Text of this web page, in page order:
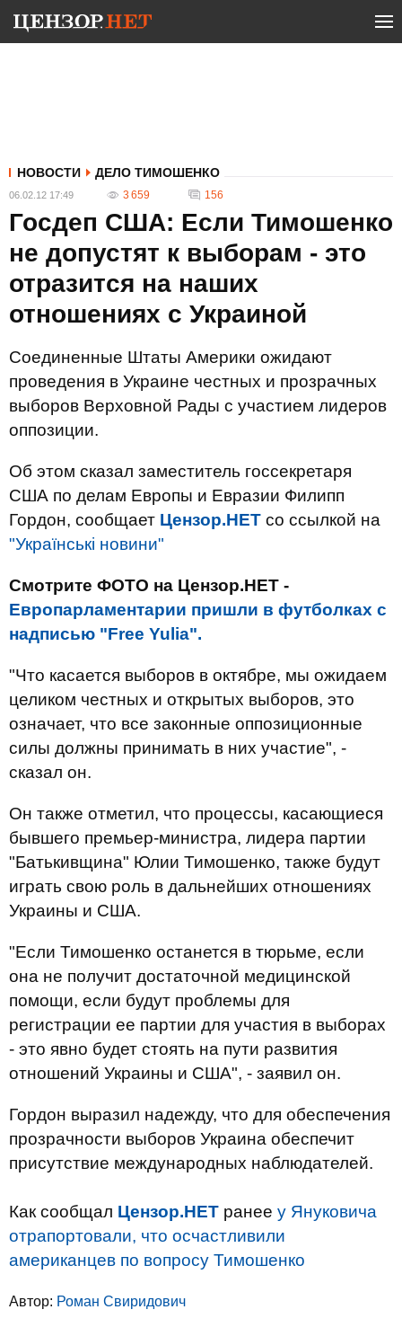
НОВОСТИ ДЕЛО ТИМОШЕНКО
06.02.12 17:49 3 659 156
Госдеп США: Если Тимошенко
не допустят к выборам - это
отразится на наших
отношениях с Украиной
Соединенные Штаты Америки ожидают
проведения в Украине честных и прозрачных
выборов Верховной Рады с участием лидеров
оппозиции.
Об этом сказал заместитель госсекретаря
США по делам Европы и Евразии Филипп
Гордон, сообщает Цензор.НЕТ со ссылкой на
"Українські новини"
Смотрите ФОТО на Цензор.НЕТ -
Европарламентарии пришли в футболках с
надписью "Free Yulia".
"Что касается выборов в октябре, мы ожидаем
целиком честных и открытых выборов, это
означает, что все законные оппозиционные
силы должны принимать в них участие", -
сказал он.
Он также отметил, что процессы, касающиеся
бывшего премьер-министра, лидера партии
"Батькивщина" Юлии Тимошенко, также будут
играть свою роль в дальнейших отношениях
Украины и США.
"Если Тимошенко останется в тюрьме, если
она не получит достаточной медицинской
помощи, если будут проблемы для
регистрации ее партии для участия в выборах
- это явно будет стоять на пути развития
отношений Украины и США", - заявил он.
Гордон выразил надежду, что для обеспечения
прозрачности выборов Украина обеспечит
присутствие международных наблюдателей.
Как сообщал Цензор.НЕТ ранее у Януковича
отрапортовали, что осчастливили
американцев по вопросу Тимошенко
Автор: Роман Свиридович